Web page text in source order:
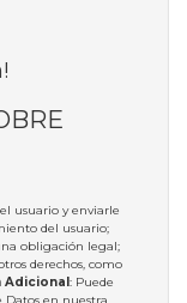
usuario y enviarle
del usuario;
obligación legal;
derechos, como
Adicional: Puede
en nuestra